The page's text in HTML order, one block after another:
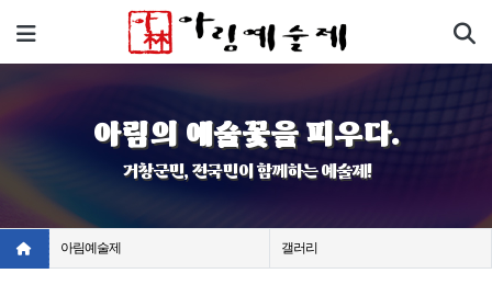
메뉴
아림의 예술꽃을 피우다.
거창군민, 전국민이 함께하는 예술제!
아림예술제 갤러리